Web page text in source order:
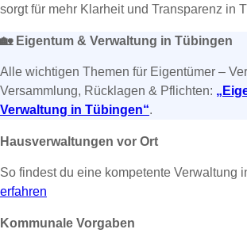
sorgt für mehr Klarheit und Transparenz in
🏡 Eigentum & Verwaltung in Tübingen
Alle wichtigen Themen für Eigentümer –
Versammlung, Rücklagen & Pflichten:
Verwaltung in Tübingen“.
Hausverwaltungen vor Ort
So findest du eine kompetente Verwaltung
erfahren
Kommunale Vorgaben